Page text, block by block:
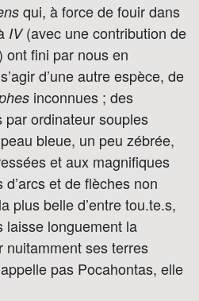
qui, à force de fouir dans
IV(avec une contribution de
ont fini par nous en
d’une autre espèce, de
inconnues ; des
par ordinateur souples
bleue, un peu zébrée,
et aux magnifiques
et de flèches non
plus belle d’entre tou.te.s,
longuement la
nuitamment ses terres
pas Pocahontas, elle